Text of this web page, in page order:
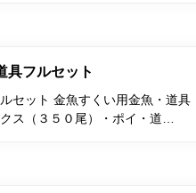
フルセット
セット 金魚すくい用金魚・道具
ス（３５０尾）・ポイ・道…